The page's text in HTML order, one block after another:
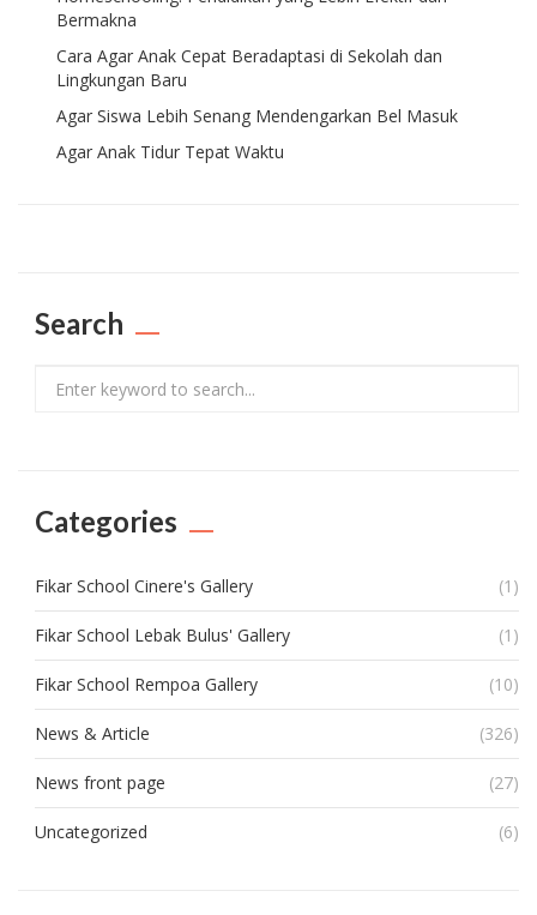
Bermakna
Cara Agar Anak Cepat Beradaptasi di Sekolah dan
Lingkungan Baru
Agar Siswa Lebih Senang Mendengarkan Bel Masuk
Agar Anak Tidur Tepat Waktu
Search
Categories
Fikar School Cinere's Gallery (1)
Fikar School Lebak Bulus' Gallery (1)
Fikar School Rempoa Gallery (10)
News & Article (326)
News front page (27)
Uncategorized (6)